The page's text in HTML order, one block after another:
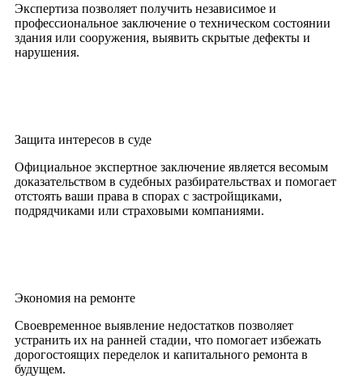
Экспертиза позволяет получить независимое и
профессиональное заключение о техническом состоянии
здания или сооружения, выявить скрытые дефекты и
нарушения.
Защита интересов в суде
Официальное экспертное заключение является весомым
доказательством в судебных разбирательствах и помогает
отстоять ваши права в спорах с застройщиками,
подрядчиками или страховыми компаниями.
Экономия на ремонте
Своевременное выявление недостатков позволяет
устранить их на ранней стадии, что помогает избежать
дорогостоящих переделок и капитального ремонта в
будущем.